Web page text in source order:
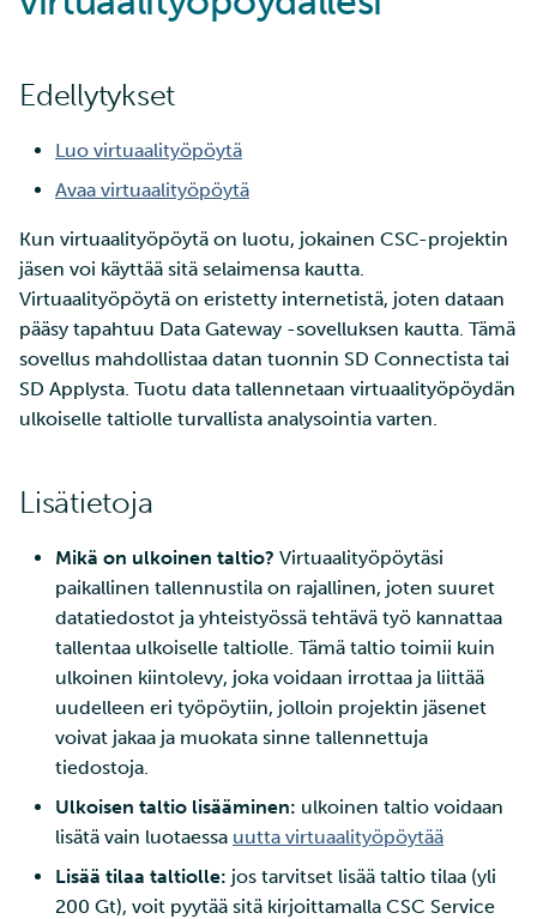
a
u
lisääminen projektille
Laskentayksiköiden
hakeminen
Levykiintiöiden
kasvattaminen
tarkastelu
Laskutus
Monivaiheinen
tunnistautuminen
Vahva tunnistautuminen
Ohjelmistojen
Virheenkorjaus
Suorituskyvyn analyysi
Apptainer-kontit
Verkkokäyttöliittymä
Kvanttilaskenta
Edistyneemmät
Tiedostojen jakaminen ja
siirtäminen Funet
FileSenderillä
Datan siirtäminen IDAn ja
CSC:n
välillä
ja IDAn välillä Puhtin
Vianetsintä
Mukautus - ohjelmistot ja
Datan vienti
Vianetsintä
3. Aseta käyttöoikeudet
4. Sulje Data Gateway
5. Kirjaudu ulos
Edellytykset
Luo virtuaalityöpöytä
Avaa virtuaalityöpöytä
Kun virtuaalityöpöytä on luotu, jokainen CSC-projektin
jäsen voi käyttää sitä selaimensa kautta.
Virtuaalityöpöytä on eristetty internetistä, joten dataan
pääsy tapahtuu Data Gateway -sovelluksen kautta. Tämä
sovellus mahdollistaa datan tuonnin SD Connectista tai
SD Applysta. Tuotu data tallennetaan virtuaalityöpöydän
ulkoiselle taltiolle turvallista analysointia varten.
Lisätietoja
Mikä on ulkoinen taltio? Virtuaalityöpöytäsi
paikallinen tallennustila on rajallinen, joten suuret
datatiedostot ja yhteistyössä tehtävä työ kannattaa
tallentaa ulkoiselle taltiolle. Tämä taltio toimii kuin
ulkoinen kiintolevy, joka voidaan irrottaa ja liittää
uudelleen eri työpöytiin, jolloin projektin jäsenet
voivat jakaa ja muokata sinne tallennettuja
tiedostoja.
Ulkoisen taltio lisääminen: ulkoinen taltio voidaan
lisätä vain luotaessa uutta virtuaalityöpöytää
Lisää tilaa taltiolle: jos tarvitset lisää taltio tilaa (yli
200 Gt), voit pyytää sitä kirjoittamalla CSC Service